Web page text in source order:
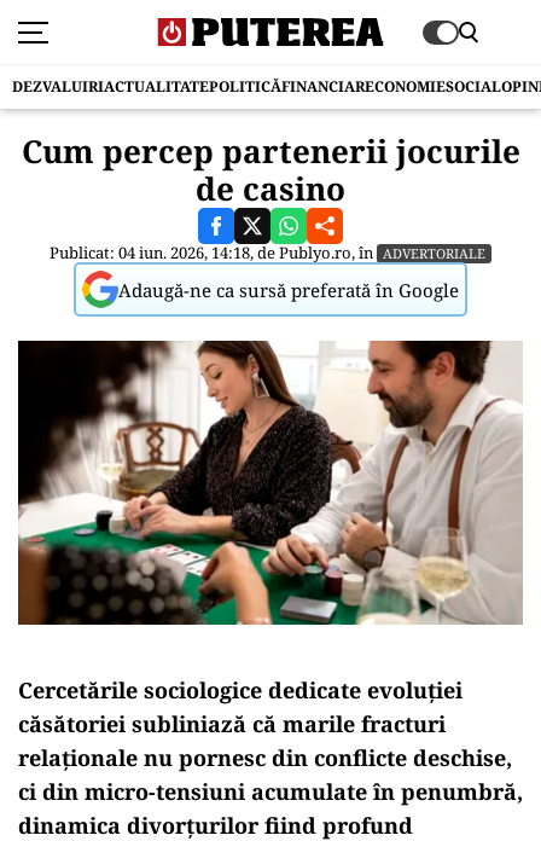
DEZVALUIRIACTUALITATEPOLITICĂFINANCIARECONOMIESOCIAL
Cum percep partenerii jocurile
de casino
Publicat: 04 iun. 2026, 14:18, dePublyo.ro, în ADVERTORIALE
Adaugă-ne ca sursă preferată în Google
Cercetările sociologice dedicate evoluției
căsătoriei subliniază că marile fracturi
relaționale nu pornesc din conflicte deschise,
ci din micro-tensiuni acumulate în penumbră,
dinamica divorțurilor fiind profund